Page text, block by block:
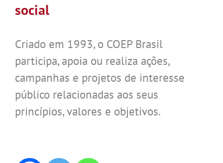
social
Criado em 1993, o COEP Brasil
participa, apoia ou realiza ações,
campanhas e projetos de interesse
público relacionadas aos seus
princípios, valores e objetivos.